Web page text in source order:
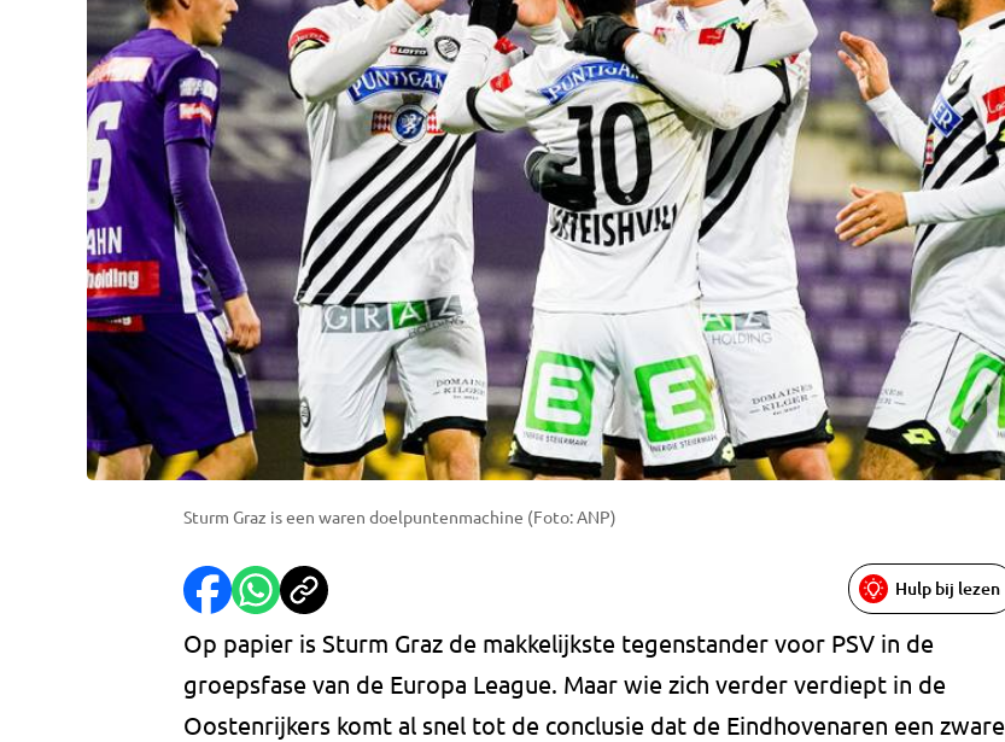
Sturm Graz is een waren doelpuntenmachine (Foto: ANP)
Hulp bij lezen
Op papier is Sturm Graz de makkelijkste tegenstander voor PSV in de
groepsfase van de Europa League. Maar wie zich verder verdiept in de
Oostenrijkers komt al snel tot de conclusie dat de Eindhovenaren een zware